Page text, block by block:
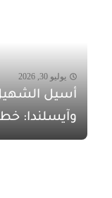
يوليو 30, 2026
أسيل
وآيسلندا: